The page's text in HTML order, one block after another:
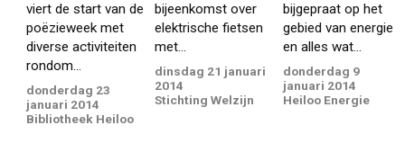
viert de start van de
poëzieweek met
diverse activiteiten
rondom...
donderdag 23
januari 2014
Bibliotheek Heiloo
bijeenkomst over
elektrische fietsen
met...
dinsdag 21 januari
2014
Stichting Welzijn
bijgepraat op het
gebied van energie
en alles wat...
donderdag 9
januari 2014
Heiloo Energie